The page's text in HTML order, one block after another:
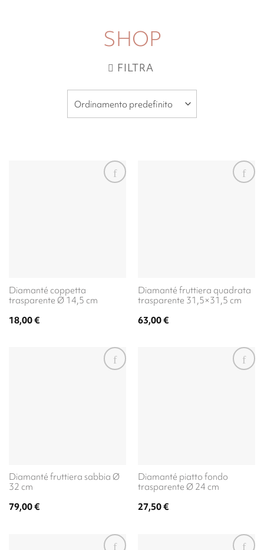
SHOP
FILTRA
Diamanté coppetta
trasparente Ø 14,5 cm
18,00€
Diamanté fruttiera quadrata
trasparente 31,5×31,5 cm
63,00€
Diamanté fruttiera sabbia Ø
32 cm
79,00€
Diamanté piatto fondo
trasparente Ø 24 cm
27,50€